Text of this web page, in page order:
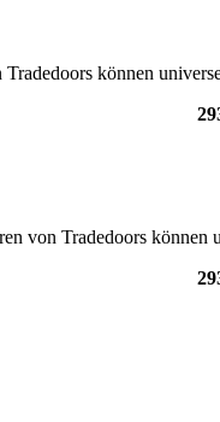
können
von Tradedoors können